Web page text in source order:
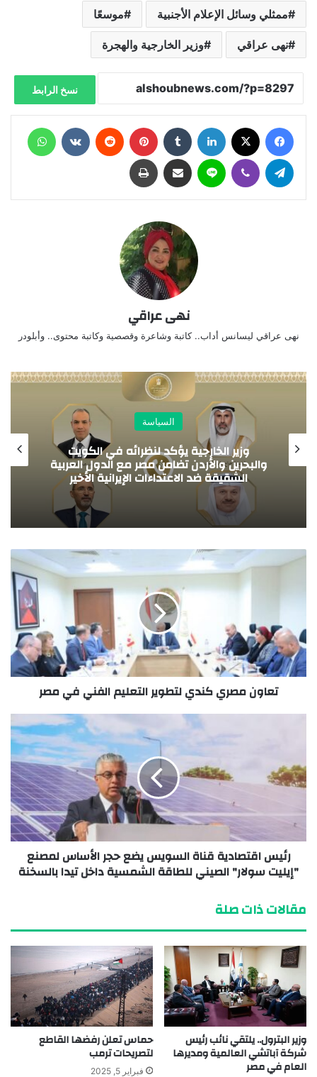
ممثلي وسائل الإعلام الأجنبية موسعًا
نهى عراقي وزير الخارجية والهجرة
نسخ الرابط
نهى عراقي
نهى عراقي ليسانس أداب.. كاتبة وشاعرة وقصصية وكاتبة محتوى.. وأبلودر
السياسة
وزير الخارجية يؤكد لنظرائه في الكويت
والبحرين والأردن تضامن مصر مع الدول العربية
الشقيقة ضد الاعتداءات الإيرانية الأخير
تعاون مصري كندي لتطوير التعليم الفني في مصر
رئيس اقتصادية قناة السويس يضع حجر الأساس لمصنع
"إيليت سولار" الصيني للطاقة الشمسية داخل تيدا بالسخنة
مقالات ذات صلة
وزير البترول.. يلتقي نائب رئيس
شركة آباتشي العالمية ومديرها
العام في مصر
حماس تعلن رفضها القاطع
لتصريحات ترمب
فبراير 5, 2025